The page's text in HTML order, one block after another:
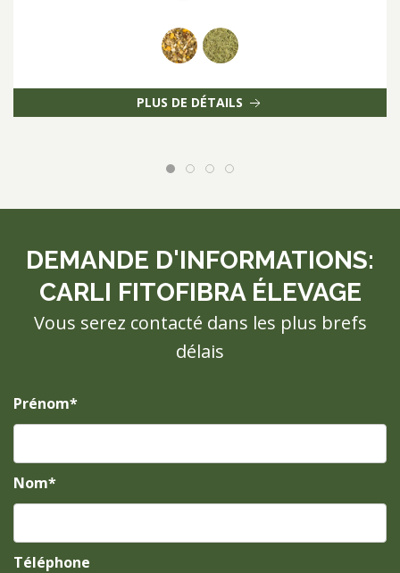
PLUS DE DÉTAILS
DEMANDE D'INFORMATIONS:
CARLI FITOFIBRA ÉLEVAGE
Vous serez contacté dans les plus brefs
délais
Prénom*
Nom*
Téléphone